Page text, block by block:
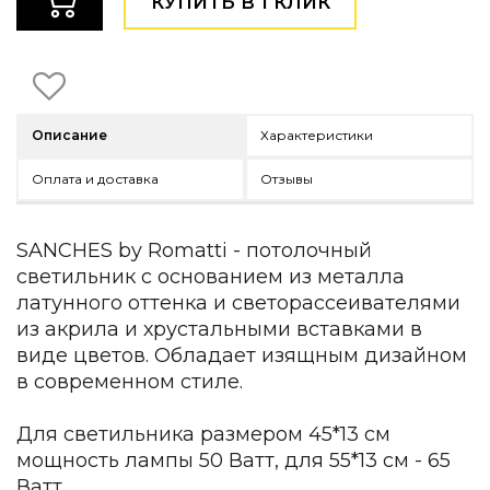
Детская мебель
Коллекции
ARTOPIA — Mid-Century
Подбор, производство и комплектация по вашему
Декор
По типу
Для кухни
Зеркала
Вентиляторы
Ковры
Описание Характеристики
Оплата и доставка Отзывы
SANCHES by Romatti - потолочный
светильник с основанием из металла
латунного оттенка и светорассеивателями
из акрила и хрустальными вставками в
виде цветов. Обладает изящным дизайном
в современном стиле.
Для светильника размером 45*13 см
мощность лампы 50 Ватт, для 55*13 см - 65